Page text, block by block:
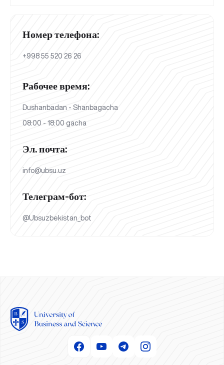
Номер телефона:
+998 55 520 26 26
Рабочее время:
Dushanbadan - Shanbagacha
08:00 - 18:00 gacha
Эл. почта:
info@ubsu.uz
Телеграм-бот:
@Ubsuzbekistan_bot